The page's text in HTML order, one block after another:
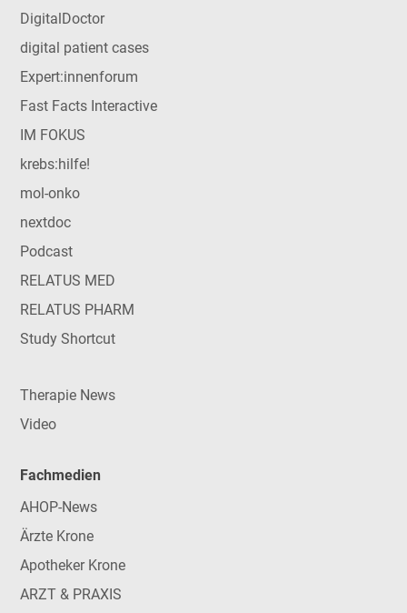
DigitalDoctor
digital patient cases
Expert:innenforum
Fast Facts Interactive
IM FOKUS
krebs:hilfe!
mol-onko
nextdoc
Podcast
RELATUS MED
RELATUS PHARM
Study Shortcut
Therapie News
Video
Fachmedien
AHOP-News
Ärzte Krone
Apotheker Krone
ARZT & PRAXIS